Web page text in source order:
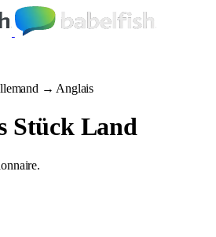
→ Anglais
Stück Land